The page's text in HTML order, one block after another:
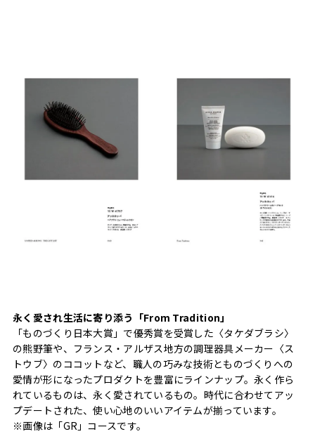
永く愛され生活に寄り添う「From Tradition」
「ものづくり日本大賞」で優秀賞を受賞した〈タケダブラシ〉
の熊野筆や、フランス・アルザス地方の調理器具メーカー〈ス
トウブ〉のココットなど、職人の巧みな技術とものづくりへの
愛情が形になったプロダクトを豊富にラインナップ。永く作ら
れているものは、永く愛されているもの。時代に合わせてアッ
プデートされた、使い心地のいいアイテムが揃っています。
※画像は「GR」コースです。